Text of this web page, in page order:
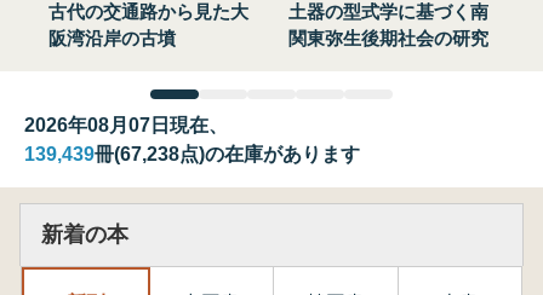
古代の交通路から見た大
阪湾沿岸の古墳
土器の型式学に基づく南
関東弥生後期社会の研究
2026年08月07日現在、
139,439冊(67,238点)の在庫があります
新着の本